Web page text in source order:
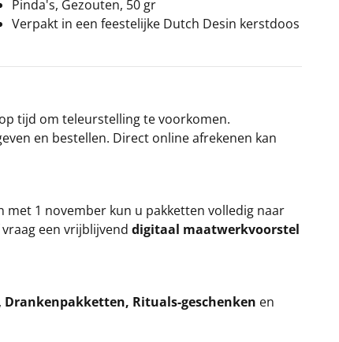
Pinda's, Gezouten, 50 gr
Verpakt in een feestelijke Dutch Desin kerstdoos
tijd om teleurstelling te voorkomen.
en bestellen. Direct online afrekenen kan
met 1 november kun u pakketten volledig naar
een vrijblijvend digitaal maatwerkvoorstel
, Drankenpakketten, Rituals-geschenken en